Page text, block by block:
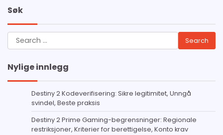
Søk
Search
for:
Nylige innlegg
Destiny 2 Kodeverifisering: Sikre legitimitet, Unngå
svindel, Beste praksis
Destiny 2 Prime Gaming-begrensninger: Regionale
restriksjoner, Kriterier for berettigelse, Konto krav